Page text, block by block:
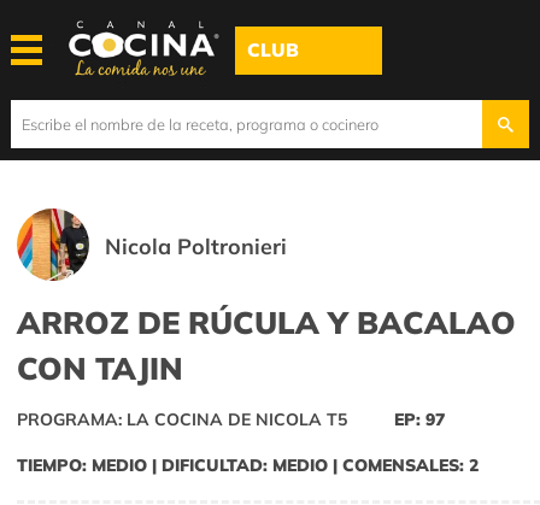
CLUB
Nicola Poltronieri
ARROZ DE RÚCULA Y BACALAO
CON TAJIN
PROGRAMA: LA COCINA DE NICOLA T5 EP: 97
TIEMPO: MEDIO | DIFICULTAD: MEDIO | COMENSALES: 2